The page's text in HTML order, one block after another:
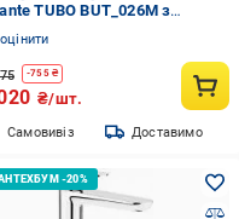
TUBO BUT_026M з
виливом хром
оцінити
-755₴
₴/шт.
Cамовивіз Доставимо